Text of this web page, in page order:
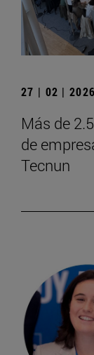
27 | 02 | 2026
Más de
de
Tecnun